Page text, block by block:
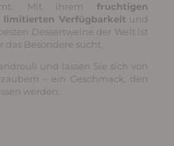
Mit ihrem
fruchtigen
limitierten Verfügbarkeit und
Dessertweine der Welt ist
das Besondere sucht.
und lassen Sie sich von
– ein Geschmack, den
werden.